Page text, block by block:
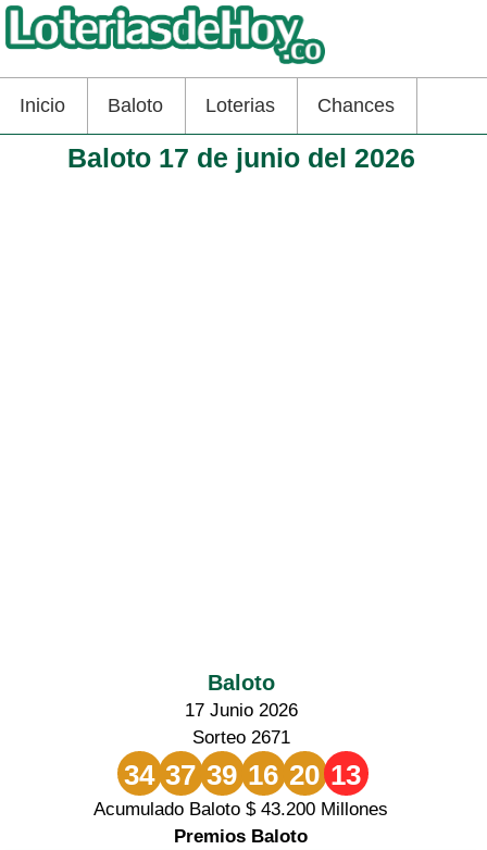
Inicio Baloto Loterias Chances
Baloto 17 de junio del 2026
Baloto
17 Junio 2026
Sorteo 2671
34 37 39 16 20 13
Acumulado Baloto $ 43.200 Millones
Premios Baloto